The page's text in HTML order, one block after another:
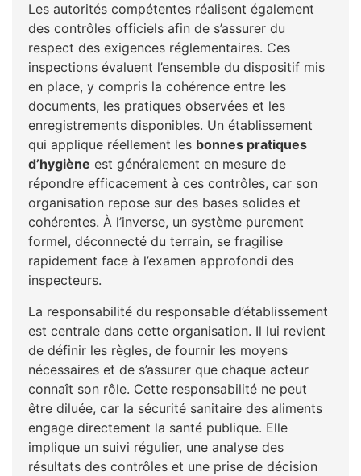
Les autorités compétentes réalisent également
des contrôles officiels afin de s’assurer du
respect des exigences réglementaires. Ces
inspections évaluent l’ensemble du dispositif mis
en place, y compris la cohérence entre les
documents, les pratiques observées et les
enregistrements disponibles. Un établissement
qui applique réellement les bonnes pratiques
d’hygiène est généralement en mesure de
répondre efficacement à ces contrôles, car son
organisation repose sur des bases solides et
cohérentes. À l’inverse, un système purement
formel, déconnecté du terrain, se fragilise
rapidement face à l’examen approfondi des
inspecteurs.
La responsabilité du responsable d’établissement
est centrale dans cette organisation. Il lui revient
de définir les règles, de fournir les moyens
nécessaires et de s’assurer que chaque acteur
connaît son rôle. Cette responsabilité ne peut
être diluée, car la sécurité sanitaire des aliments
engage directement la santé publique. Elle
implique un suivi régulier, une analyse des
résultats des contrôles et une prise de décision